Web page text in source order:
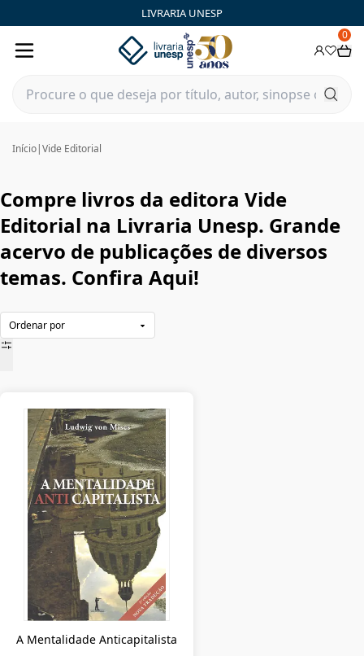
LIVRARIA UNESP
0
Início|Vide Editorial
Compre livros da editora Vide
Editorial na Livraria Unesp. Grande
acervo de publicações de diversos
temas. Confira Aqui!
A Mentalidade Anticapitalista
Vide Editorial|Livraria Unesp | FastStore PLP